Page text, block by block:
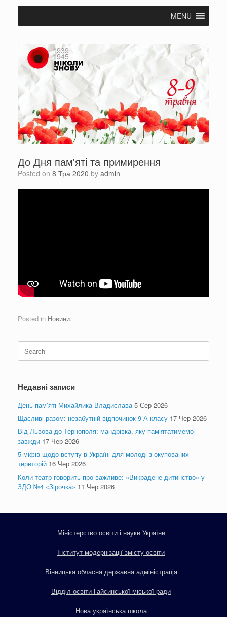
MENU
До Дня пам'яті та примирення
Posted on 8 Тра 2020 by admin
Posted in Новини.
Search
for:
Недавні записи
День пам’яті Михайлика Владислава 5 Сер 2026
Щасливі разом: незабутній відпочинок 9-А класу 17 Чер 2026
Від Львова до Тернополя: мандрівка, яку пам’ятатимемо
завжди 17 Чер 2026
5 міфів щодо вступу в Україні для молоді з окупованих
територій 16 Чер 2026
Коли театр говорить про важливе: «Викрадене дитинство» у
ЗДО №4 «Зірочка» 11 Чер 2026
Міністерство освіти і науки України
Інститут модернізації змісту освіти
Вінницька обласна державна адміністрація
Відділ освіти Гайсинської міської ради
Нова українська школа